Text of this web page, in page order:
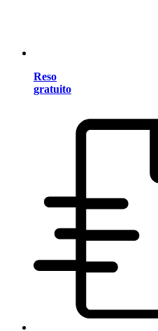
Reso
gratuito